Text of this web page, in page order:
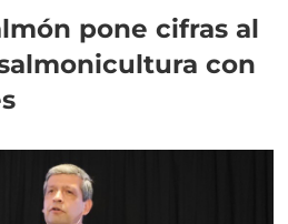
pone cifras al
con